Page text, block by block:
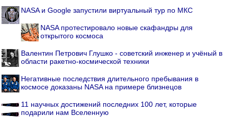
NASA и Google запустили виртуальный тур по МКС
NASA протестировало новые скафандры для
открытого космоса
Валентин Петрович Глушко - советский инженер и учёный в
области ракетно-космической техники
Негативные последствия длительного пребывания в
космосе доказаны NASA на примере близнецов
11 научных достижений последних 100 лет, которые
подарили нам Вселенную